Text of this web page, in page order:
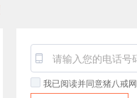
我已阅读并同意猪八戒网